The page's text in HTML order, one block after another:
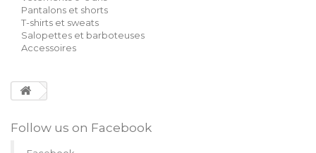
Pantalons et shorts
T-shirts et sweats
Salopettes et barboteuses
Accessoires
Follow us on Facebook